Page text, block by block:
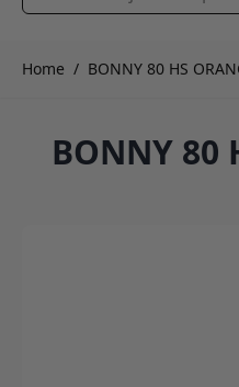
Home / BONNY 80 HS
BONNY 80